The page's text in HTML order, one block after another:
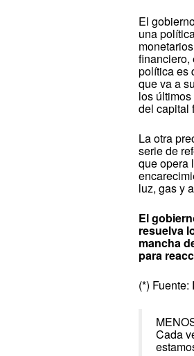
El
una
financiero,
política es
que va a
los
del capital
La otra
serie de
que opera
luz, gas y
El
resuelva
mancha
para
(*)
Cada